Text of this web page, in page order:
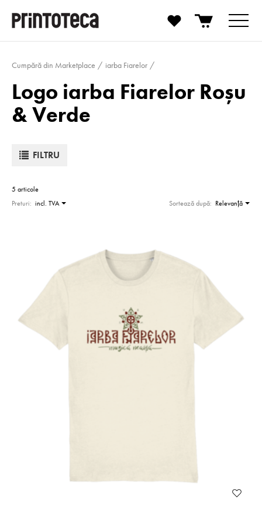
Cumpără din Marketplace iarba Fiarelor
Logo iarba Fiarelor Roșu
& Verde
FILTRU
5 articole
Preturi: incl. TVA Sortează după: Relevanţă